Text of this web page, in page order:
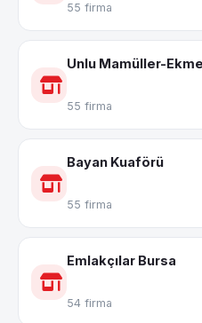
55 firma
Unlu Mamüller-
55 firma
Bayan Kuaförü
55 firma
Emlakçılar Bursa
54 firma